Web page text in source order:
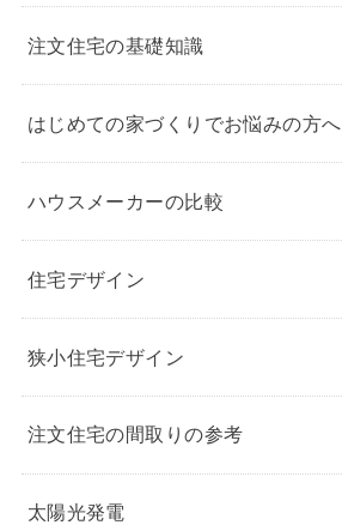
注文住宅の基礎知識
はじめての家づくりでお悩みの方へ
ハウスメーカーの比較
住宅デザイン
狭小住宅デザイン
注文住宅の間取りの参考
太陽光発電